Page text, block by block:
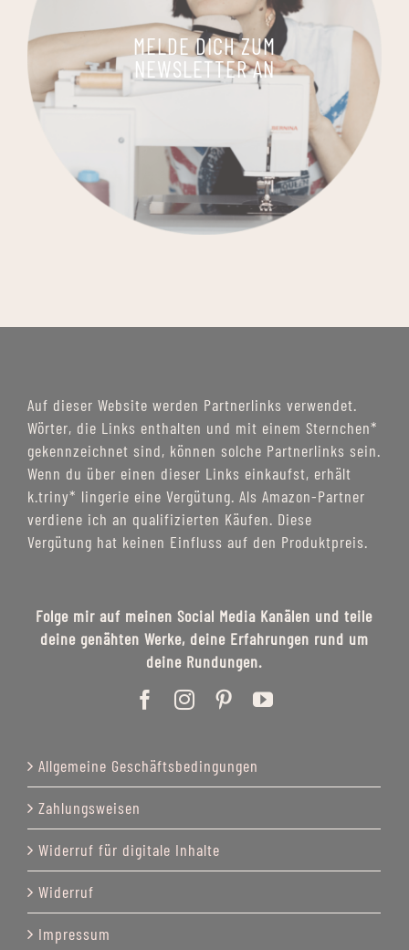
MELDE DICH ZUM
NEWSLETTER AN
Auf dieser Website werden Partnerlinks verwendet.
Wörter, die Links enthalten und mit einem Sternchen*
gekennzeichnet sind, können solche Partnerlinks sein.
Wenn du über einen dieser Links einkaufst, erhält
k.triny* lingerie eine Vergütung. Als Amazon-Partner
verdiene ich an qualifizierten Käufen. Diese
Vergütung hat keinen Einfluss auf den Produktpreis.
Folge mir auf meinen Social Media Kanälen und teile
deine genähten Werke, deine Erfahrungen rund um
deine Rundungen.
Allgemeine Geschäftsbedingungen
Zahlungsweisen
Widerruf für digitale Inhalte
Widerruf
Impressum